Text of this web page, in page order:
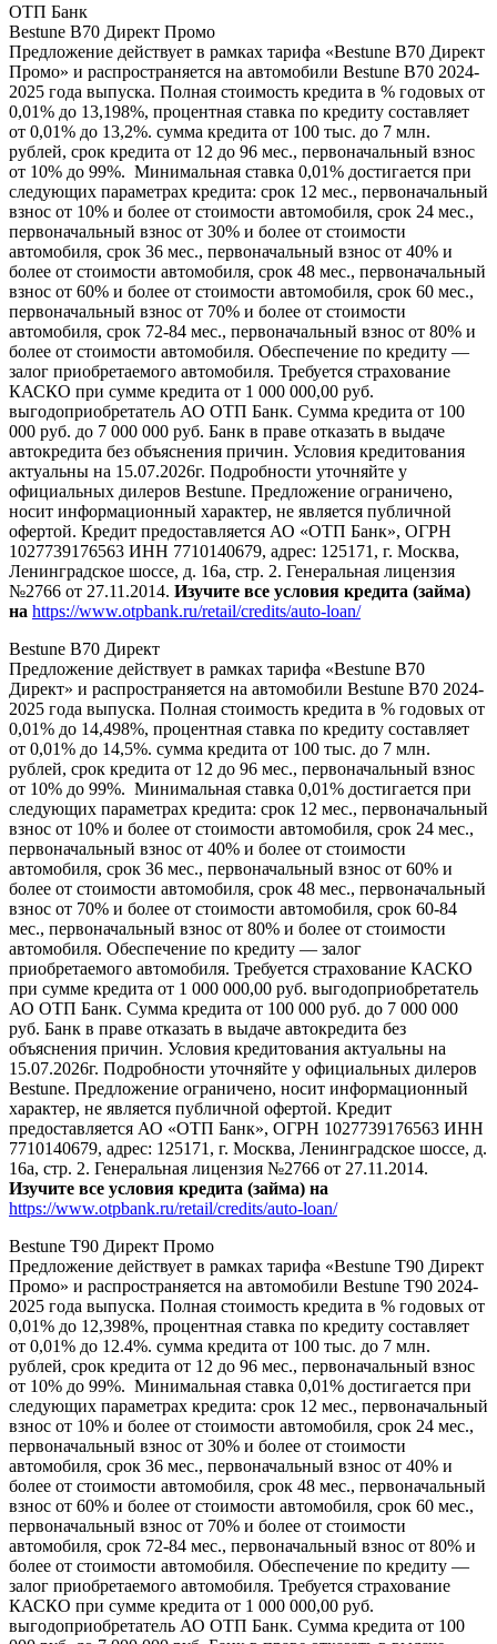
ОТП Банк
Bestune B70 Директ Промо
Предложение действует в рамках тарифа «Bestune B70 Директ
Промо» и распространяется на автомобили Bestune B70 2024-
2025 года выпуска. Полная стоимость кредита в % годовых от
0,01% до 13,198%, процентная ставка по кредиту составляет
от 0,01% до 13,2%. сумма кредита от 100 тыс. до 7 млн.
рублей, срок кредита от 12 до 96 мес., первоначальный взнос
от 10% до 99%. Минимальная ставка 0,01% достигается при
следующих параметрах кредита: срок 12 мес., первоначальный
взнос от 10% и более от стоимости автомобиля, срок 24 мес.,
первоначальный взнос от 30% и более от стоимости
автомобиля, срок 36 мес., первоначальный взнос от 40% и
более от стоимости автомобиля, срок 48 мес., первоначальный
взнос от 60% и более от стоимости автомобиля, срок 60 мес.,
первоначальный взнос от 70% и более от стоимости
автомобиля, срок 72-84 мес., первоначальный взнос от 80% и
более от стоимости автомобиля. Обеспечение по кредиту —
залог приобретаемого автомобиля. Требуется страхование
КАСКО при сумме кредита от 1 000 000,00 руб.
выгодоприобретатель АО ОТП Банк. Сумма кредита от 100
000 руб. до 7 000 000 руб. Банк в праве отказать в выдаче
автокредита без объяснения причин. Условия кредитования
актуальны на 15.07.2026г. Подробности уточняйте у
официальных дилеров Bestune. Предложение ограничено,
носит информационный характер, не является публичной
офертой. Кредит предоставляется АО «ОТП Банк», ОГРН
1027739176563 ИНН 7710140679, адрес: 125171, г. Москва,
Ленинградское шоссе, д. 16а, стр. 2. Генеральная лицензия
№2766 от 27.11.2014. Изучите все условия кредита (займа)
на https://www.otpbank.ru/retail/credits/auto-loan/
Bestune B70 Директ
Предложение действует в рамках тарифа «Bestune B70
Директ» и распространяется на автомобили Bestune B70 2024-
2025 года выпуска. Полная стоимость кредита в % годовых от
0,01% до 14,498%, процентная ставка по кредиту составляет
от 0,01% до 14,5%. сумма кредита от 100 тыс. до 7 млн.
рублей, срок кредита от 12 до 96 мес., первоначальный взнос
от 10% до 99%. Минимальная ставка 0,01% достигается при
следующих параметрах кредита: срок 12 мес., первоначальный
взнос от 10% и более от стоимости автомобиля, срок 24 мес.,
первоначальный взнос от 40% и более от стоимости
автомобиля, срок 36 мес., первоначальный взнос от 60% и
более от стоимости автомобиля, срок 48 мес., первоначальный
взнос от 70% и более от стоимости автомобиля, срок 60-84
мес., первоначальный взнос от 80% и более от стоимости
автомобиля. Обеспечение по кредиту — залог
приобретаемого автомобиля. Требуется страхование КАСКО
при сумме кредита от 1 000 000,00 руб. выгодоприобретатель
АО ОТП Банк. Сумма кредита от 100 000 руб. до 7 000 000
руб. Банк в праве отказать в выдаче автокредита без
объяснения причин. Условия кредитования актуальны на
15.07.2026г. Подробности уточняйте у официальных дилеров
Bestune. Предложение ограничено, носит информационный
характер, не является публичной офертой. Кредит
предоставляется АО «ОТП Банк», ОГРН 1027739176563 ИНН
7710140679, адрес: 125171, г. Москва, Ленинградское шоссе, д.
16а, стр. 2. Генеральная лицензия №2766 от 27.11.2014.
Изучите все условия кредита (займа) на
https://www.otpbank.ru/retail/credits/auto-loan/
Bestune T90 Директ Промо
Предложение действует в рамках тарифа «Bestune T90 Директ
Промо» и распространяется на автомобили Bestune T90 2024-
2025 года выпуска. Полная стоимость кредита в % годовых от
0,01% до 12,398%, процентная ставка по кредиту составляет
от 0,01% до 12.4%. сумма кредита от 100 тыс. до 7 млн.
рублей, срок кредита от 12 до 96 мес., первоначальный взнос
от 10% до 99%. Минимальная ставка 0,01% достигается при
следующих параметрах кредита: срок 12 мес., первоначальный
взнос от 10% и более от стоимости автомобиля, срок 24 мес.,
первоначальный взнос от 30% и более от стоимости
автомобиля, срок 36 мес., первоначальный взнос от 40% и
более от стоимости автомобиля, срок 48 мес., первоначальный
взнос от 60% и более от стоимости автомобиля, срок 60 мес.,
первоначальный взнос от 70% и более от стоимости
автомобиля, срок 72-84 мес., первоначальный взнос от 80% и
более от стоимости автомобиля. Обеспечение по кредиту —
залог приобретаемого автомобиля. Требуется страхование
КАСКО при сумме кредита от 1 000 000,00 руб.
выгодоприобретатель АО ОТП Банк. Сумма кредита от 100